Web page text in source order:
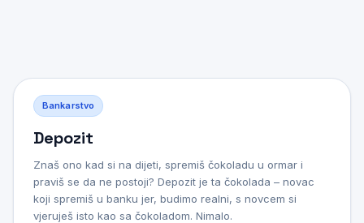
Bankarstvo
Depozit
Znaš ono kad si na dijeti, spremiš čokoladu u ormar i
praviš se da ne postoji? Depozit je ta čokolada – novac
koji spremiš u banku jer, budimo realni, s novcem si
vjeruješ isto kao sa čokoladom. Nimalo.
Novac koji klijent polaže u banku na čuvanje ili radi
ostvarivanja prinosa, može biti po viđenju, kad je novac
stalno dostupan, ili oročeni, kad se polaže na unaprijed
određeni rok, uz dogovorenu kamatnu stopu.